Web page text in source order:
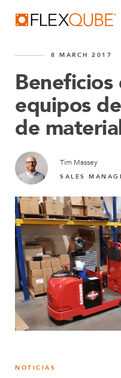
SUGGESTIONS
Tugger cart
Find a sales person
How do I order?
8 MARCH 2017
Beneficios
equipos
de
Tim Massey
SALES
NOTICIAS